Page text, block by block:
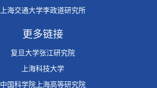
上海交通大学李政道研究所
更多链接
复旦大学张江研究院
上海科技大学
中国科学院上海高等研究院